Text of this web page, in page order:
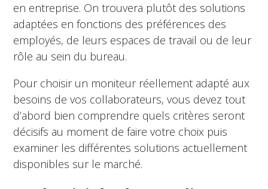
en entreprise. On trouvera plutôt des solutions
adaptées en fonctions des préférences des
employés, de leurs espaces de travail ou de leur
rôle au sein du bureau.
Pour choisir un moniteur réellement adapté aux
besoins de vos collaborateurs, vous devez tout
d’abord bien comprendre quels critères seront
décisifs au moment de faire votre choix puis
examiner les différentes solutions actuellement
disponibles sur le marché.